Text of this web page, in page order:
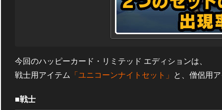
今回のハッピーカード・リミテッド エディションは、
戦士用アイテム 「ユニコーンナイトセット」 と、僧侶用
■戦士